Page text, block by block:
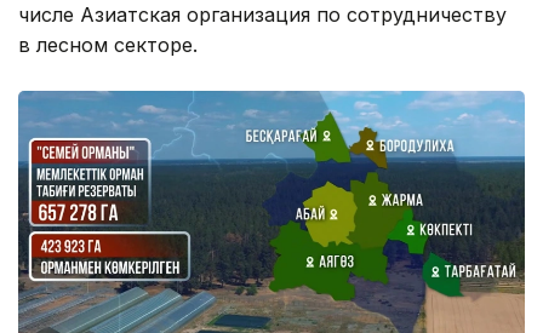
числе Азиатская организация по сотрудничеству
в лесном секторе.